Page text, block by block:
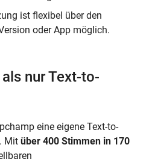
ist flexibel über den
oder App möglich.
nur Text-to-
eine eigene Text-to-
Mit über 400 Stimmen in 170